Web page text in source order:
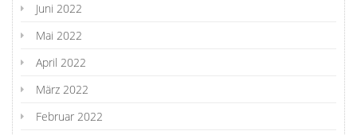
Juni 2022
Mai 2022
April 2022
März 2022
Februar 2022